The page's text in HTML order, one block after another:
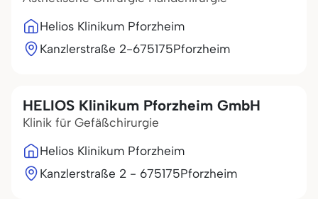
Helios Klinikum Pforzheim
Kanzlerstraße 2-675175Pforzheim
HELIOS Klinikum Pforzheim GmbH
Klinik für Gefäßchirurgie
Helios Klinikum Pforzheim
Kanzlerstraße 2 - 675175Pforzheim